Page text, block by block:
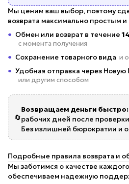
Мы ценим ваш выбор, поэтому
возврата максимально простым
Обмен или возврат в течение
с момента получения
Сохранение товарного вида и
Удобная отправка через Новую
или другим способом
🔄
Возвращаем деньги быстро:
рабочих дней после
Без излишней бюрократии и
Подробные правила возврата и
Мы заботимся о качестве
обеспечиваем надежную